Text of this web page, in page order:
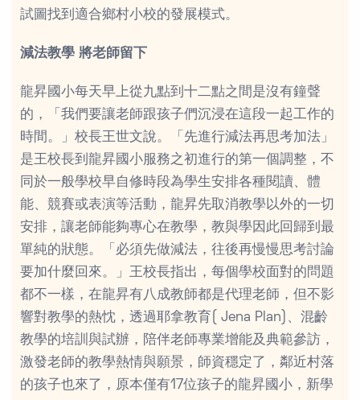
試圖找到適合鄉村小校的發展模式。
減法教學 將老師留下
龍昇國小每天早上從九點到十二點之間是沒有鐘聲
的，「我們要讓老師跟孩子們沉浸在這段一起工作的
時間。」校長王世文說。「先進行減法再思考加法」
是王校長到龍昇國小服務之初進行的第一個調整，不
同於一般學校早自修時段為學生安排各種閱讀、體
能、競賽或表演等活動，龍昇先取消教學以外的一切
安排，讓老師能夠專心在教學，教與學因此回歸到最
單純的狀態。「必須先做減法，往後再慢慢思考討論
要加什麼回來。」王校長指出，每個學校面對的問題
都不一樣，在龍昇有八成教師都是代理老師，但不影
響對教學的熱忱，透過耶拿教育( Jena Plan)、混齡
教學的培訓與試辦，陪伴老師專業增能及典範參訪，
激發老師的教學熱情與願景，師資穩定了，鄰近村落
的孩子也來了，原本僅有17位孩子的龍昇國小，新學